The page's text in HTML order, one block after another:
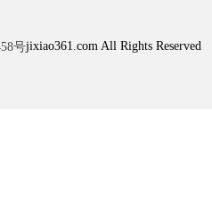
号jixiao361.com All Rights Reserved